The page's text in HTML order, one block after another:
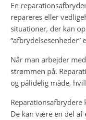
En
repareres eller
situationer, der kan
“afbrydelsesenheder”
Når man arbejder
strømmen på.
og pålidelig måde,
De kan være en del